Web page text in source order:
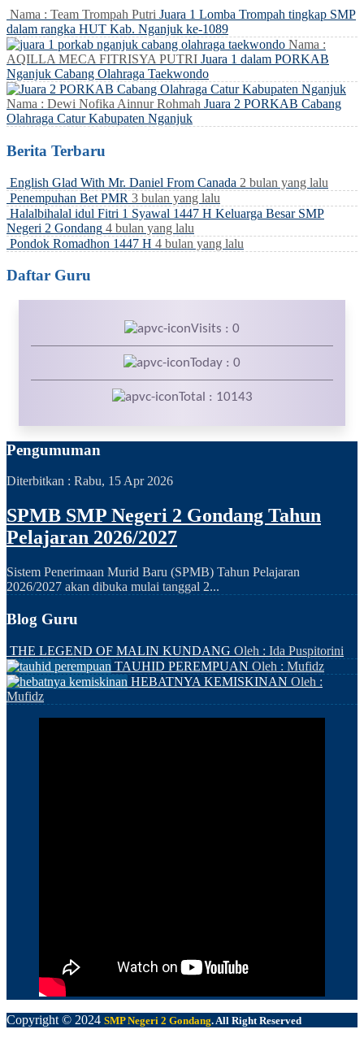
Nama : Team Trompah Putri Juara 1 Lomba Trompah tingkap SMP
dalam rangka HUT Kab. Nganjuk ke-1089
Nama :
AQILLA MECA FITRISYA PUTRI Juara 1 dalam PORKAB
Nganjuk Cabang Olahraga Taekwondo
Nama : Dewi Nofika Ainnur Rohmah Juara 2 PORKAB Cabang
Olahraga Catur Kabupaten Nganjuk
Berita Terbaru
English Glad With Mr. Daniel From Canada 2 bulan yang lalu
Penempuhan Bet PMR 3 bulan yang lalu
Halalbihalal idul Fitri 1 Syawal 1447 H Keluarga Besar SMP
Negeri 2 Gondang 4 bulan yang lalu
Pondok Romadhon 1447 H 4 bulan yang lalu
Daftar Guru
Visits : 0
Today : 0
Total : 10143
Pengumuman
Diterbitkan : Rabu, 15 Apr 2026
SPMB SMP Negeri 2 Gondang Tahun
Pelajaran 2026/2027
Sistem Penerimaan Murid Baru (SPMB) Tahun Pelajaran
2026/2027 akan dibuka mulai tanggal 2...
Blog Guru
THE LEGEND OF MALIN KUNDANG Oleh : Ida Puspitorini
TAUHID PEREMPUAN Oleh : Mufidz
HEBATNYA KEMISKINAN Oleh :
Mufidz
Copyright © 2024 SMP Negeri 2 Gondang. All Right Reserved